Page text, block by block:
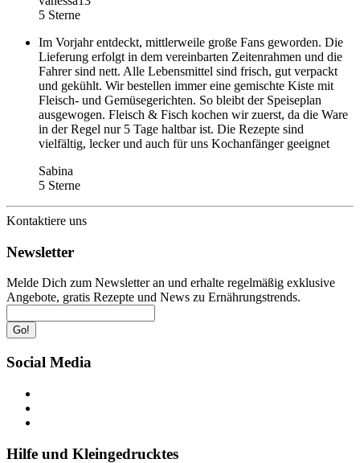
5 Sterne
Im Vorjahr entdeckt, mittlerweile große Fans geworden. Die
Lieferung erfolgt in dem vereinbarten Zeitenrahmen und die
Fahrer sind nett. Alle Lebensmittel sind frisch, gut verpackt
und gekühlt. Wir bestellen immer eine gemischte Kiste mit
Fleisch- und Gemüsegerichten. So bleibt der Speiseplan
ausgewogen. Fleisch & Fisch kochen wir zuerst, da die Ware
in der Regel nur 5 Tage haltbar ist. Die Rezepte sind
vielfältig, lecker und auch für uns Kochanfänger geeignet
Sabina
5 Sterne
Kontaktiere uns
Newsletter
Melde Dich zum Newsletter an und erhalte regelmäßig exklusive
Angebote, gratis Rezepte und News zu Ernährungstrends.
Go!
Social Media
Hilfe und Kleingedrucktes